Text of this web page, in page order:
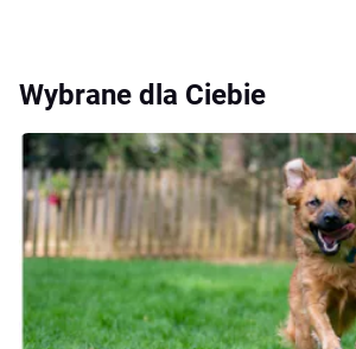
Wybrane dla Ciebie